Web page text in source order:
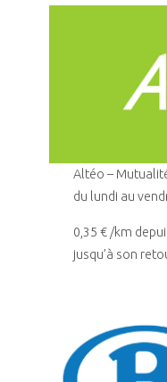
Altéo –
du lundi au
0,35 € /km
jusqu’à son